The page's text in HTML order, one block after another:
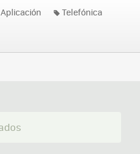
Aplicación Telefónica